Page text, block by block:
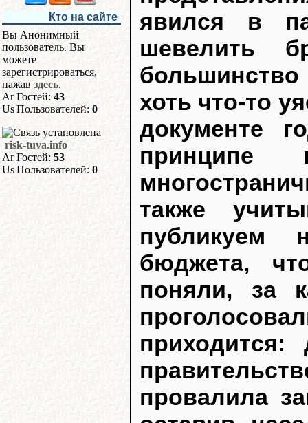
Кто на сайте
Вы Анонимный
пользователь. Вы
можете
зарегистрироваться,
нажав здесь.
Гостей: 43
Пользователей: 0
risk-tuva.info
Гостей: 53
Пользователей: 0
явился в
шевелить
хоть что-то
документе
принципе
также
публикуем
бюджета,
поняли, за
провалила